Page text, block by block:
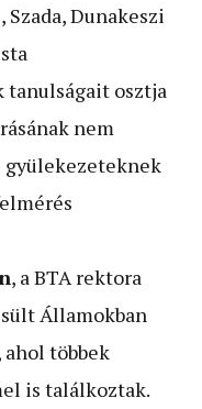
Szada, Dunakeszi
tanulságait osztja
nem
, a BTA rektora
Államokban
ahol többek
is találkoztak.